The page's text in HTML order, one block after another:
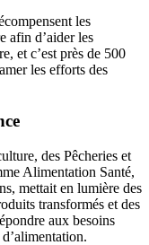
les
afin d’aider les
et c’est près de 500
les efforts des
des Pêcheries et
Alimentation Santé,
mettait en lumière des
transformés et des
aux besoins